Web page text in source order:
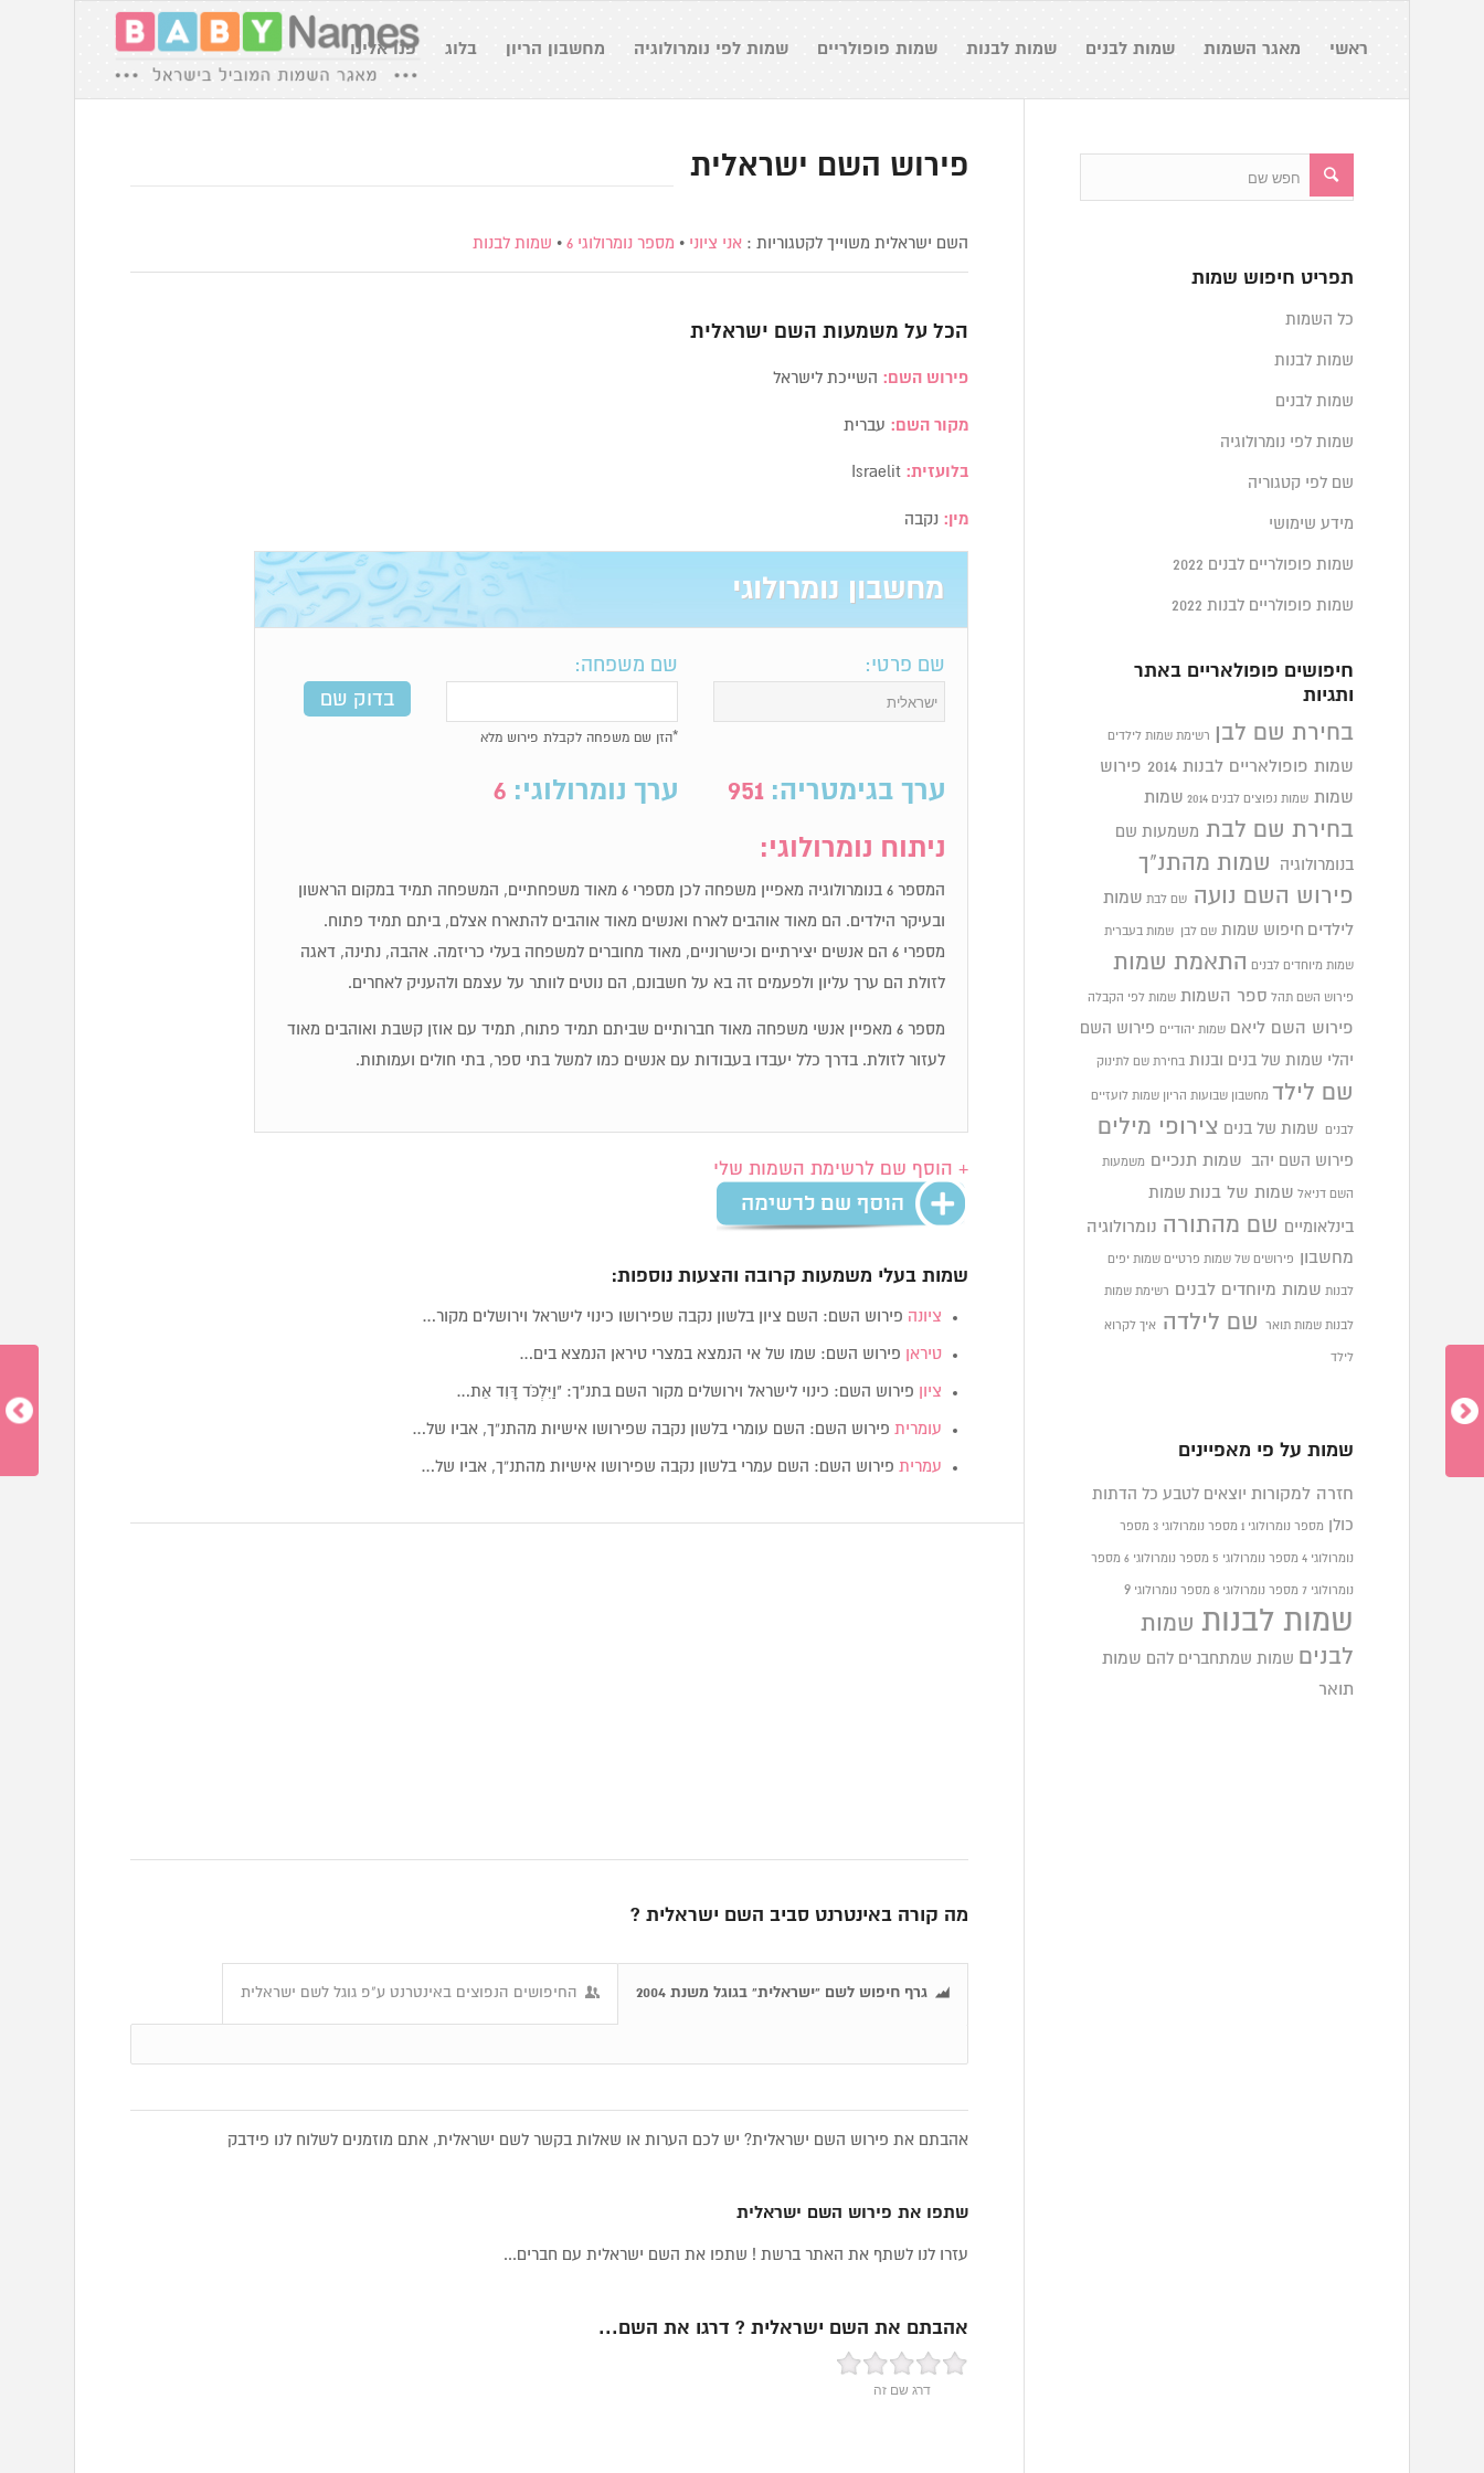
ראשי מאגר השמות שמות לבנים שמות לבנות שמות פופולריים שמות לפי נומרולוגיה מחשבון הריון בלוג פנו אלינו
פירוש השם ישראלית
השם ישראלית משוייך לקטגוריות :אני ציוני • מספר נומרולוגי 6 • שמות לבנות
הכל על משמעות השם ישראלית
פירוש השם: השייכת לישראל
מקור השם: עברית
בלועזית: Israelit
מין: נקבה
מחשבון נומרולוגי
שם פרטי: שם משפחה:
*הזן שם משפחה לקבלת פירוש מלא
ערך בגימטריה: 951 ערך נומרולוגי: 6
ניתוח נומרולוגי:
המספר 6 בנומרולוגיה מאפיין משפחה לכן מספרי 6 מאוד משפחתיים, המשפחה תמיד במקום הראשון
ובעיקר הילדים. הם מאוד אוהבים לארח ואנשים מאוד אוהבים להתארח אצלם, ביתם תמיד פתוח.
מספרי 6 הם אנשים יצירתיים וכישרוניים, מאוד מחוברים למשפחה בעלי כריזמה. אהבה, נתינה, דאגה
לזולת הם ערך עליון ולפעמים זה בא על חשבונם, הם נוטים לוותר על עצמם ולהעניק לאחרים.
מספר 6 מאפיין אנשי משפחה מאוד חברותיים שביתם תמיד פתוח, תמיד עם אוזן קשבת ואוהבים מאוד
לעזור לזולת. בדרך כלל יעבדו בעבודות עם אנשים כמו למשל בתי ספר, בתי חולים ועמותות.
+ הוסף שם לרשימת השמות שלי
שמות בעלי משמעות קרובה והצעות נוספות:
ציונה פירוש השם: השם ציון בלשון נקבה שפירושו כינוי לישראל וירושלים מקור…
טיראן פירוש השם: שמו של אי הנמצא במצרי טיראן הנמצא בים…
ציון פירוש השם: כינוי לישראל וירושלים מקור השם בתנ"ך: "וַיִּלְכֹּד דָּוִד אֵת…
עומרית פירוש השם: השם עומרי בלשון נקבה שפירושו אישיות מהתנ”ך, אביו של…
עמרית פירוש השם: השם עמרי בלשון נקבה שפירושו אישיות מהתנ”ך, אביו של…
מה קורה באינטרנט סביב השם ישראלית ?
גרף חיפוש לשם "ישראלית" בגוגל משנת 2004 החיפושים הנפוצים באינטרנט ע"פ גוגל לשם ישראלית
אהבתם את פירוש השם ישראלית? יש לכם הערות או שאלות בקשר לשם ישראלית, אתם מוזמנים לשלוח לנו פידבק
שתפו את פירוש השם ישראלית
עזרו לנו לשתף את האתר ברשת ! שתפו את השם ישראלית עם חברים...
אהבתם את השם ישראלית ? דרגו את השם...
דרג שם זה
תפריט חיפוש שמות
כל השמות
שמות לבנות
שמות לבנים
שמות לפי נומרולוגיה
שם לפי קטגוריה
מידע שימושי
שמות פופולריים לבנים 2022
שמות פופולריים לבנות 2022
חיפושים פופולאריים באתר
ותגיות
בחירת שם לבן רשימת שמות לילדים
שמות פופולאריים לבנות 2014 פירוש
שמות שמות נפוצים לבנים 2014 שמות
בחירת שם לבת משמעות שם
בנומרולוגיה
שמות מהתנ"ך
פירוש השם נועה
שם לבת שמות
לילדים חיפוש שמות שם לבן שמות בעברית
שמות מיוחדים לבנים התאמת שמות
פירוש השם תהל ספר השמות שמות לפי הקבלה
פירוש השם ליאם שמות יהודיים פירוש השם
יהלי שמות של בנים ובנות בחירת שם לתינוק
שם לילד מחשבון שבועות הריון שמות לועזיים
לבנים שמות של בנים צירופי מילים
פירוש השם יהב שמות תנכיים משמעות
השם דניאל שמות של בנות שמות
בינלאומיים שם מהתורה נומרולוגיה
מחשבון פירושים של שמות פרטיים שמות יפים
לבנות שמות מיוחדים לבנים רשימת שמות
לבנות שמות תואר שם לילדה איך לקרוא
לילד
שמות על פי מאפיינים
חזרה למקורות יוצאים לטבע כל הדתות
כולן מספר נומרולוגי 1 מספר נומרולוגי 3 מספר
נומרולוגי 4 מספר נומרולוגי 5 מספר נומרולוגי 6 מספר
נומרולוגי 7 מספר נומרולוגי 8 מספר נומרולוגי9
שמות לבנות שמות
לבנים
שמות שמתחברים להם שמות
תואר